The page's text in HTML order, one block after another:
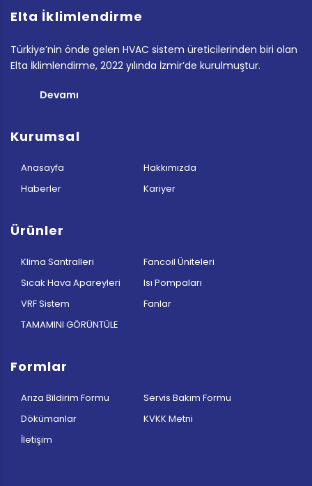
Elta İklimlendirme
Türkiye’nin önde gelen HVAC sistem üreticilerinden biri olan
Elta İklimlendirme, 2022 yılında İzmir’de kurulmuştur.
Devamı
Kurumsal
Anasayfa
Hakkımızda
Haberler
Kariyer
Ürünler
Klima Santralleri
Fancoil Üniteleri
Sıcak Hava Apareyleri
Isı Pompaları
VRF Sistem
Fanlar
TAMAMINI GÖRÜNTÜLE
Formlar
Arıza Bildirim Formu
Servis Bakım Formu
Dökümanlar
KVKK Metni
İletişim